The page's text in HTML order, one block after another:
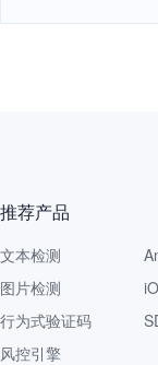
推荐产品
文本检测
图片检测
行为式验证码
风控引擎